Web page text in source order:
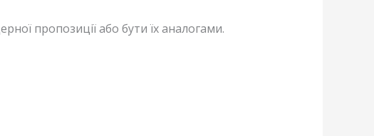
пропозиції або бути їх аналогами.